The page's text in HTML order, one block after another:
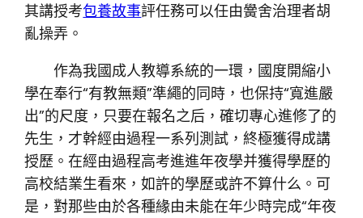
其講授考包養故事評任務可以任由黌舍治理者胡
亂操弄。
作為我國成人教導系統的一環，國度開縮小
學在奉行“有教無類”準繩的同時，也保持“寬進嚴
出”的尺度，只要在報名之后，確切專心進修了的
先生，才幹經由過程一系列測試，終極獲得成講
授歷。在經由過程高考進進年夜學并獲得學歷的
高校結業生看來，如許的學歷或許不算什么。可
是，對那些由於各種緣由未能在年少時完成“年夜